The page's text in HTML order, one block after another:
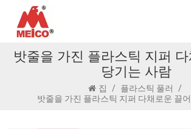
밧줄을 가진 플라스틱 지퍼
당기는 사람
집 / 플라스틱 풀러
/
밧줄을 가진 플라스틱 지퍼 다채로운 끌